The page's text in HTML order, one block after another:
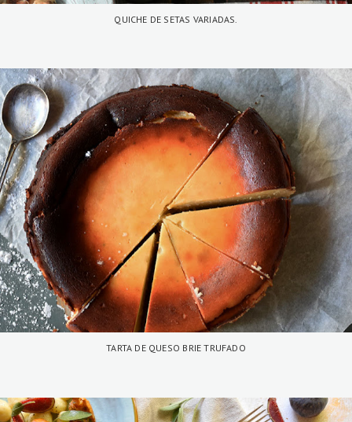
QUICHE DE SETAS VARIADAS.
TARTA DE QUESO BRIE TRUFADO